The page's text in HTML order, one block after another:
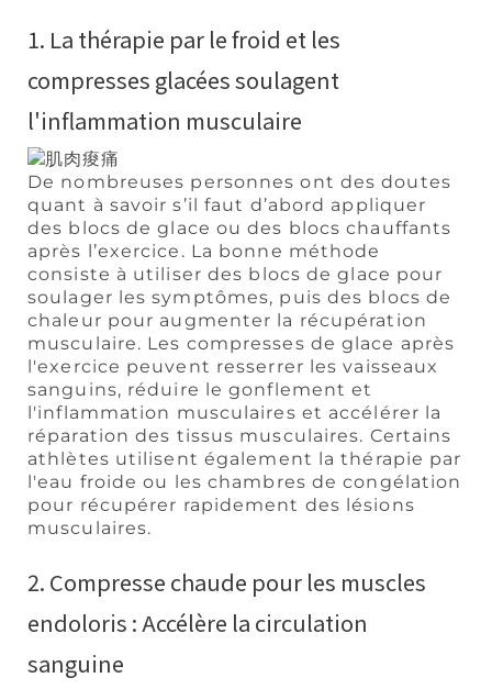
1. La thérapie par le froid et les
compresses glacées soulagent
l'inflammation musculaire
De nombreuses personnes ont des doutes
quant à savoir s’il faut d’abord appliquer
des blocs de glace ou des blocs chauffants
après l’exercice. La bonne méthode
consiste à utiliser des blocs de glace pour
soulager les symptômes, puis des blocs de
chaleur pour augmenter la récupération
musculaire. Les compresses de glace après
l'exercice peuvent resserrer les vaisseaux
sanguins, réduire le gonflement et
l'inflammation musculaires et accélérer la
réparation des tissus musculaires. Certains
athlètes utilisent également la thérapie par
l'eau froide ou les chambres de congélation
pour récupérer rapidement des lésions
musculaires.
2. Compresse chaude pour les muscles
endoloris : Accélère la circulation
sanguine